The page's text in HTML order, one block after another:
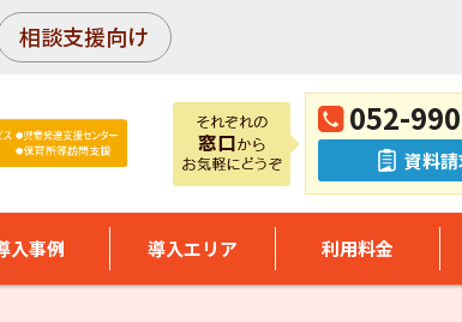
相談支援向け
052-
資料請
入事例 導入エリア 利用料金